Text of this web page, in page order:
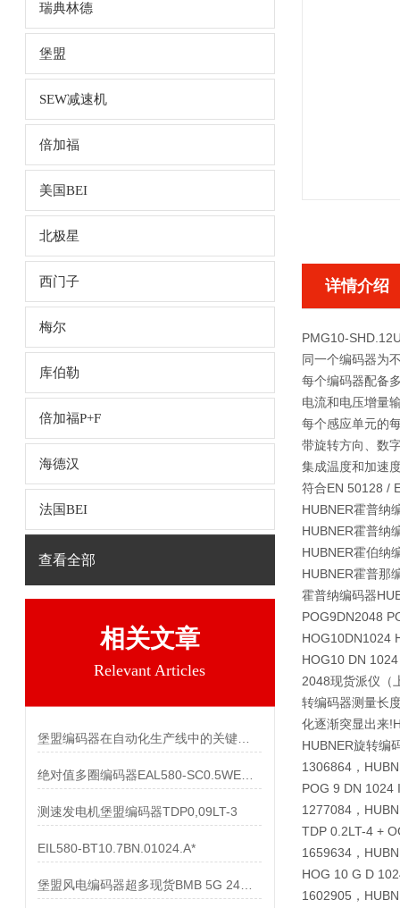
瑞典林德
堡盟
SEW减速机
倍加福
美国BEI
北极星
西门子
梅尔
库伯勒
倍加福P+F
海德汉
法国BEI
查看全部
相关文章
Relevant Articles
测速发电机堡盟编码器TDP0,09LT-3
EIL580-BT10.7BN.01024.A*
详情介绍
PMG10-
同一个编码器为
每个编码器配备
电流和电压增量
每个感应单元的
带旋转方向、数
集成温度和加速
符合EN 50128 /
HUBNER霍普纳
HUBNER霍普纳
HUBNER霍伯纳
HUBNER霍普那
霍普纳编码器
POG9DN2048
HOG10DN1024
HOG10 DN
2048现货派仪（
转编码器测量长
化逐渐突显出来
HUBNER旋转编
1306864，
POG 9 DN 1024
1277084，
TDP 0.2LT-4 +
1659634，
HOG 10 G D
1602905，